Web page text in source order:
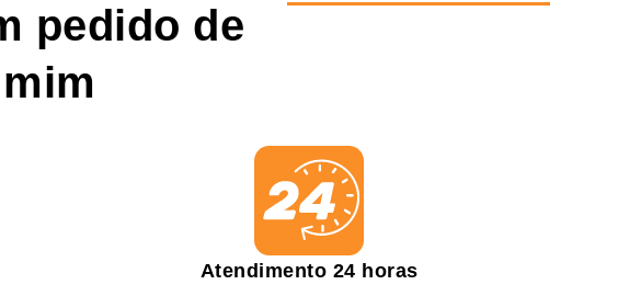
pedido de
Atendimento 24 horas